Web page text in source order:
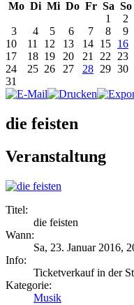
Mo Di Mi Do Fr Sa So
1
2
3
4 5 6 7 8
9
10
11 12 13 14 15 16
17
18 19 20 21 22 23
24
25 26 27 28 29 30
31
die feisten
Veranstaltung
Titel:
die feisten
Wann:
Sa, 23. Januar 2016,
Info:
Ticketverkauf in der
Kategorie:
Musik